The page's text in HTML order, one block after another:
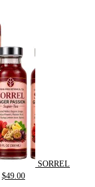
SORREL
Original
$49.00Current